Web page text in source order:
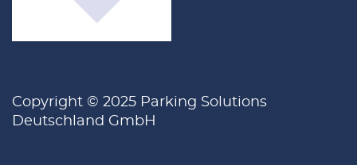
Copyright © 2025 Parking Solutions
Deutschland GmbH